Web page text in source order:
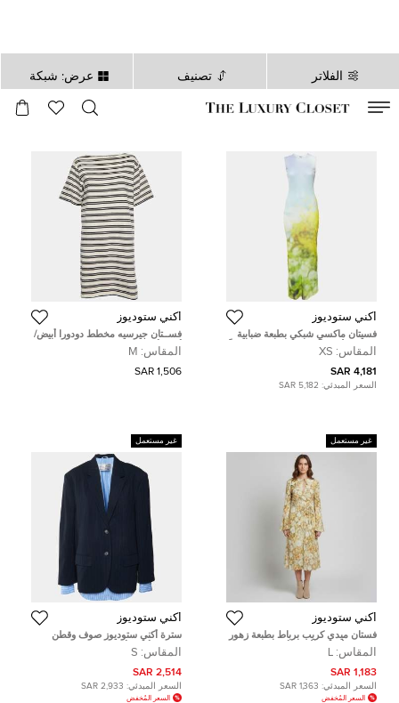
الفلاتر تصنيف عرض: شبكة
ثانية
أكني ستوديوز
فسيتان ماكسي شبكي بطبعة ضبابية
باللون الأزرق أكني ستوديوز صغير جداً
المقاس: XS
4,181 SAR
السعر المبدئي: 5,182 SAR
أكني ستوديوز
فســتان جيرسيه مخطط دودورا أبيض/
أزرق أكني ستوديــوز ميدي M
المقاس: M
1,506 SAR
غير مستعمل
أكني ستوديوز
فستان ميدي كريب برباط بطبعة زهور
باللون الأخضر/الأصفر أكني ستوديوز
كبير
المقاس: L
1,183 SAR
السعر المبدئي: 1,363 SAR
السعر المُخفض
غير مستعمل
أكني ستوديوز
سترة أكني ستوديوز صوف وقطن
مخطط أسود/أزرق بطبقات مقاس
صغير
المقاس: S
2,514 SAR
السعر المبدئي: 2,933 SAR
السعر المُخفض